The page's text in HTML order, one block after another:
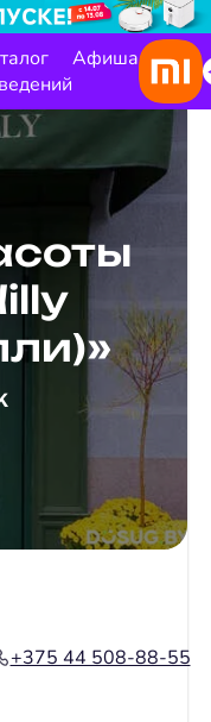
Афиша
+375 44 508-88-55